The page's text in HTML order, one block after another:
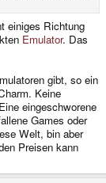
einiges Richtung
Emulator. Das
gibt, so ein
Keine
eingeschworene
Games oder
Welt, bin aber
Preisen kann